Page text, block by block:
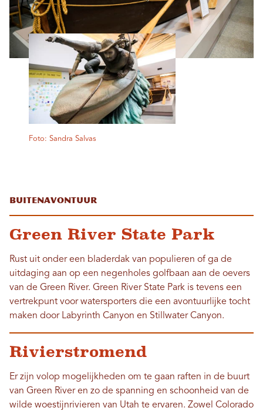
Foto: Sandra Salvas
Buitenavontuur
Green River State Park
Rust uit onder een bladerdak van populieren of ga de
uitdaging aan op een negenholes golfbaan aan de oevers
van de Green River. Green River State Park is tevens een
vertrekpunt voor watersporters die een avontuurlijke tocht
maken door Labyrinth Canyon en Stillwater Canyon.
Rivierstromend
Er zijn volop mogelijkheden om te gaan raften in de buurt
van Green River en zo de spanning en schoonheid van de
wilde woestijnrivieren van Utah te ervaren. Zowel Colorado